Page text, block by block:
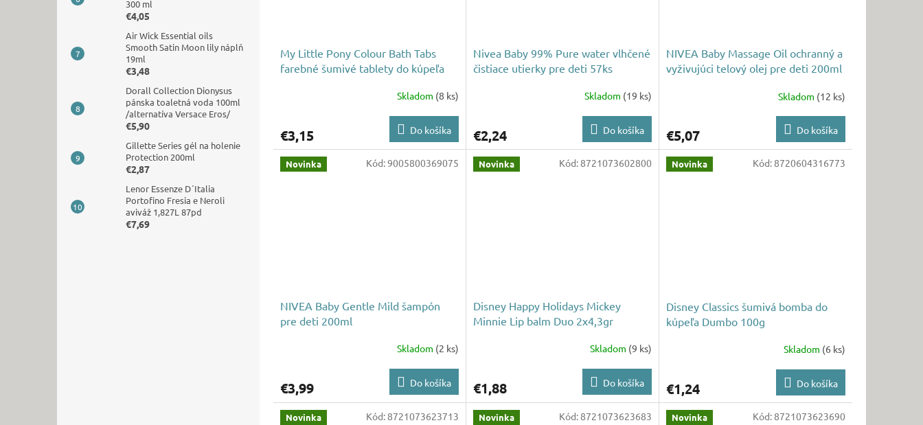
300 ml
€4,05
Air Wick Essential oils
Smooth Satin Moon lily náplň
19ml
€3,48
Dorall Collection Dionysus
pánska toaletná voda 100ml
/alternatíva Versace Eros/
€5,90
Gillette Series gél na holenie
Protection 200ml
€2,87
Lenor Essenze D´Italia
Portofino Fresia e Neroli
aviváž 1,827L 87pd
€7,69
My Little Pony Colour Bath Tabs
farebné šumivé tablety do kúpeľa
Skladom (8 ks)
€3,15 Do košíka
Nivea Baby 99% Pure water vlhčené
čistiace utierky pre deti 57ks
Skladom (19 ks)
€2,24 Do košíka
NIVEA Baby Massage Oil ochranný a
vyživujúci telový olej pre deti 200ml
Skladom (12 ks)
€5,07 Do košíka
Novinka
NIVEA Baby Gentle Mild šampón
pre deti 200ml
Skladom (2 ks)
€3,99 Do košíka
Kód:9005800369075 Novinka
Disney Happy Holidays Mickey
Minnie Lip balm Duo 2x4,3gr
Skladom (9 ks)
€1,88 Do košíka
Kód:8721073602800 Novinka
Disney Classics šumivá bomba do
kúpeľa Dumbo 100g
Skladom (6 ks)
€1,24 Do košíka
Kód:8720604316773
Novinka Kód:8721073623713 Novinka Kód:8721073623683 Novinka Kód:8721073623690